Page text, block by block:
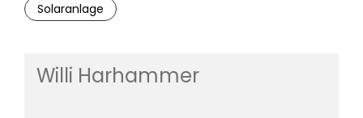
Solaranlage
Willi Harhammer